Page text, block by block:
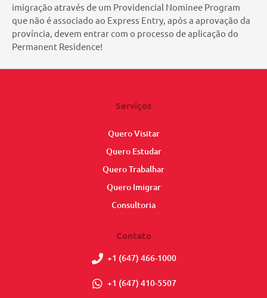
imigração através de um Providencial Nominee Program
que não é associado ao Express Entry, após a aprovação da
província, devem entrar com o processo de aplicação do
Permanent Residence!
Serviços
Quero Visitar
Quero Estudar
Quero Trabalhar
Quero Imigrar
Consultoria
Contato
+1 (647) 466-1000
+1 (647) 410-5507